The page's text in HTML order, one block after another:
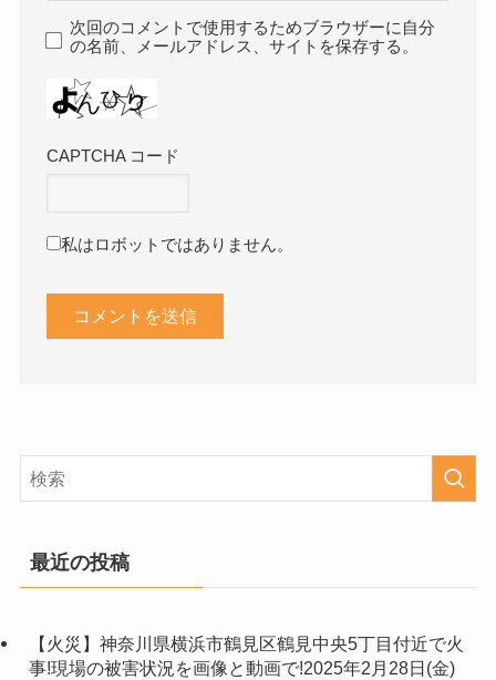
次回のコメントで使用するためブラウザーに自分
の名前、メールアドレス、サイトを保存する。
CAPTCHA コード
私はロボットではありません。
最近の投稿
【火災】神奈川県横浜市鶴見区鶴見中央5丁目付近で火
事!現場の被害状況を画像と動画で!2025年2月28日(金)